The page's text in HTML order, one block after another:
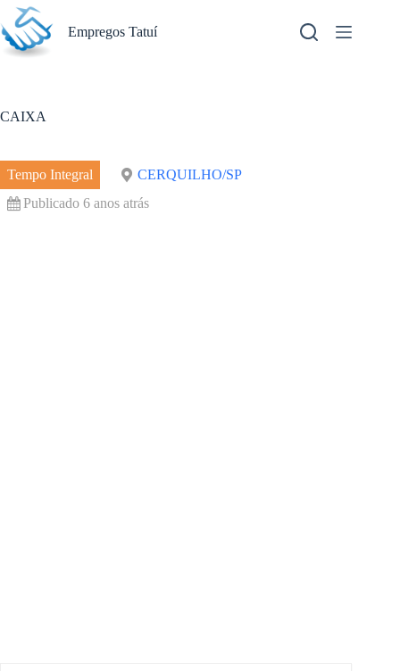
Pular
para
o
conteúdo
Empregos Tatuí
CAIXA
Tempo Integral
CERQUILHO/SP
Publicado 6 anos atrás